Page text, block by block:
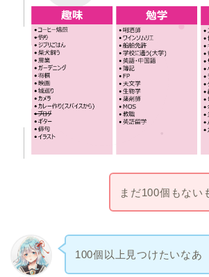
まだ100個もない
100個以上見つけたいなあ